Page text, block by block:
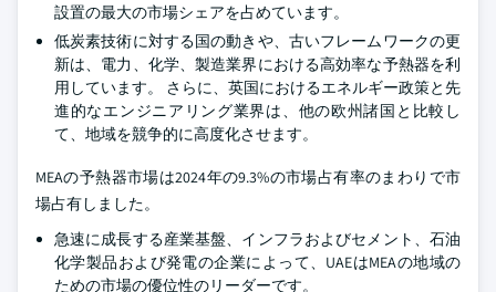
設置の最大の市場シェアを占めています。
低炭素技術に対する国の動きや、古いフレームワークの更
新は、電力、化学、製造業界における高効率な予熱器を利
用しています。 さらに、英国におけるエネルギー政策と先
進的なエンジニアリング業界は、他の欧州諸国と比較し
て、地域を競争的に高度化させます。
MEAの予熱器市場は2024年の9.3%の市場占有率のまわりで市
場占有しました。
急速に成長する産業基盤、インフラおよびセメント、石油
化学製品および発電の企業によって、UAEはMEAの地域の
ための市場の優位性のリーダーです。